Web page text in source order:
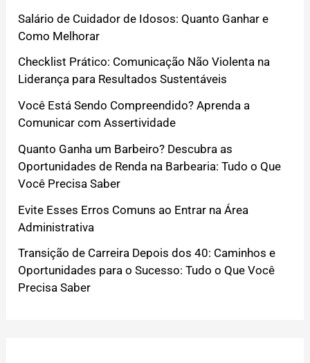
Salário de Cuidador de Idosos: Quanto Ganhar e
Como Melhorar
Checklist Prático: Comunicação Não Violenta na
Liderança para Resultados Sustentáveis
Você Está Sendo Compreendido? Aprenda a
Comunicar com Assertividade
Quanto Ganha um Barbeiro? Descubra as
Oportunidades de Renda na Barbearia: Tudo o Que
Você Precisa Saber
Evite Esses Erros Comuns ao Entrar na Área
Administrativa
Transição de Carreira Depois dos 40: Caminhos e
Oportunidades para o Sucesso: Tudo o Que Você
Precisa Saber